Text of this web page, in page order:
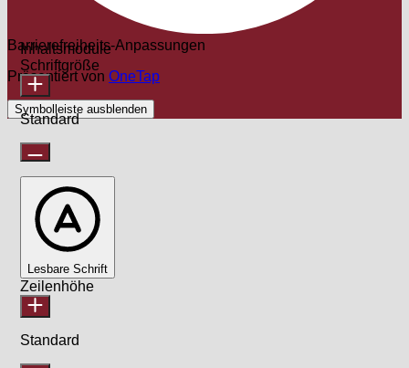
Barrierefreiheits-Anpassungen
Präsentiert von OneTap
Symbolleiste ausblenden
Inhaltsmodule
Schriftgröße
Standard
Lesbare Schrift
Zeilenhöhe
Standard